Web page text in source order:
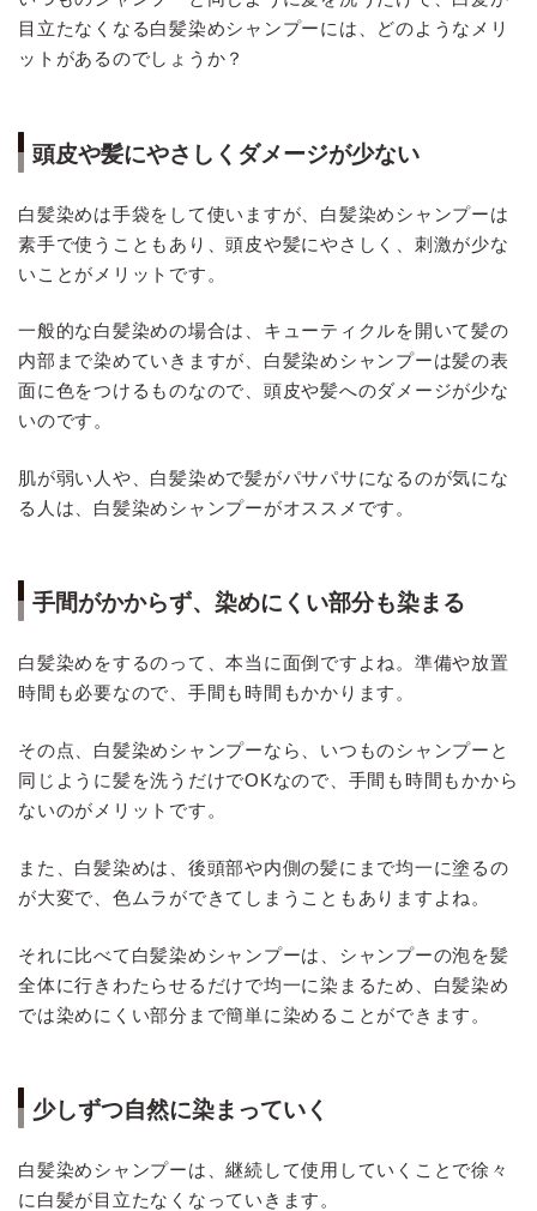
目立たなくなる白髪染めシャンプーには、どのようなメリ
ットがあるのでしょうか？
頭皮や髪にやさしくダメージが少ない
白髪染めは手袋をして使いますが、白髪染めシャンプーは
素手で使うこともあり、頭皮や髪にやさしく、刺激が少な
いことがメリットです。
一般的な白髪染めの場合は、キューティクルを開いて髪の
内部まで染めていきますが、白髪染めシャンプーは髪の表
面に色をつけるものなので、頭皮や髪へのダメージが少な
いのです。
肌が弱い人や、白髪染めで髪がパサパサになるのが気にな
る人は、白髪染めシャンプーがオススメです。
手間がかからず、染めにくい部分も染まる
白髪染めをするのって、本当に面倒ですよね。準備や放置
時間も必要なので、手間も時間もかかります。
その点、白髪染めシャンプーなら、いつものシャンプーと
同じように髪を洗うだけでOKなので、手間も時間もかから
ないのがメリットです。
また、白髪染めは、後頭部や内側の髪にまで均一に塗るの
が大変で、色ムラができてしまうこともありますよね。
それに比べて白髪染めシャンプーは、シャンプーの泡を髪
全体に行きわたらせるだけで均一に染まるため、白髪染め
では染めにくい部分まで簡単に染めることができます。
少しずつ自然に染まっていく
白髪染めシャンプーは、継続して使用していくことで徐々
に白髪が目立たなくなっていきます。